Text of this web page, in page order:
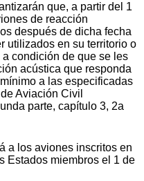
que, a partir del 1
de reacción
después de dicha fecha
utilizados en su territorio o
condición de que se les
acústica que responda
a las especificadas
Aviación Civil
parte, capítulo 3, 2a
a los aviones inscritos en
Estados miembros el 1 de